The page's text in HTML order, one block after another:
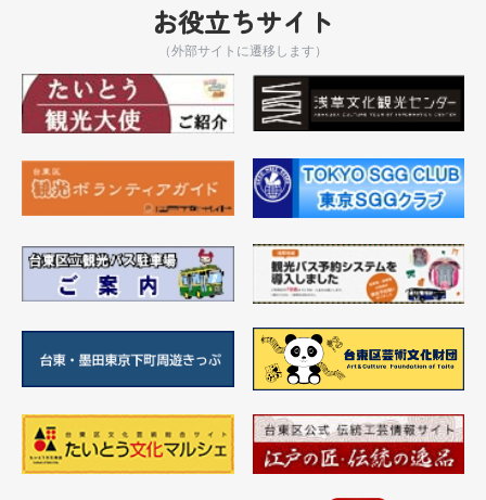
お役立ちサイト
（外部サイトに遷移します）